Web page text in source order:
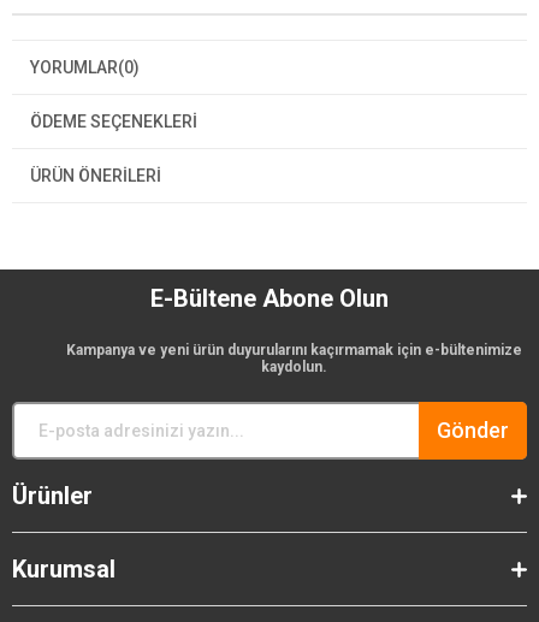
YORUMLAR(0)
ÖDEME SEÇENEKLERI
ÜRÜN ÖNERILERI
E-Bültene Abone Olun
Kampanya ve yeni ürün duyurularını kaçırmamak için e-bültenimize
kaydolun.
Gönder
Ürünler
Kurumsal